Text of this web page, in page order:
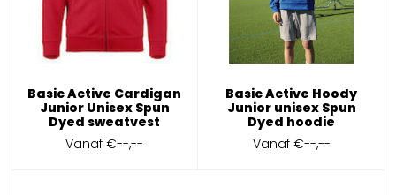
Basic Active Cardigan
Junior Unisex Spun
Dyed sweatvest
Vanaf€--,--
Basic Active Hoody
Junior unisex Spun
Dyed hoodie
Vanaf €--,--